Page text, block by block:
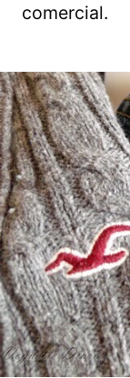
comercial.